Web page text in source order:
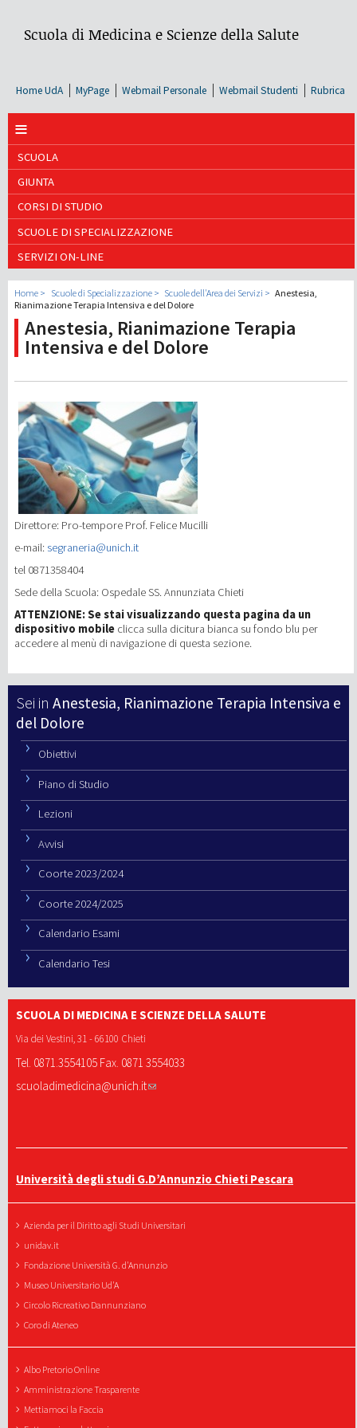
Scuola di Medicina e Scienze della Salute
Home UdA MyPage Webmail Personale Webmail Studenti Rubrica
≡
SCUOLA
GIUNTA
CORSI DI STUDIO
SCUOLE DI SPECIALIZZAZIONE
SERVIZI ON-LINE
Home Scuole di Specializzazione Scuole dell'Area dei Servizi
Anestesia,
Rianimazione Terapia Intensiva e del Dolore
Anestesia, Rianimazione Terapia
Intensiva e del Dolore
Direttore: Pro-tempore Prof. Felice Mucilli
e-mail: segraneria@unich.it
tel 0871358404
Sede della Scuola: Ospedale SS. Annunziata Chieti
ATTENZIONE: Se stai visualizzando questa pagina da un
dispositivo mobile clicca sulla dicitura bianca su fondo blu per
accedere al menù di navigazione di questa sezione.
Anestesia, Rianimazione Terapia Intensiva e
del Dolore
Obiettivi
Piano di Studio
Lezioni
Avvisi
Coorte 2023/2024
Coorte 2024/2025
Calendario Esami
Calendario Tesi
SCUOLA DI MEDICINA E SCIENZE DELLA SALUTE
Via dei Vestini, 31 - 66100 Chieti
Tel. 0871.3554105 Fax. 0871 3554033
scuoladimedicina@unich.it
Università degli studi G.D’Annunzio Chieti Pescara
Azienda per il Diritto agli Studi Universitari
unidav.it
Fondazione Università G. d'Annunzio
Museo Universitario Ud'A
Circolo Ricreativo Dannunziano
Coro di Ateneo
Albo Pretorio Online
Amministrazione Trasparente
Mettiamoci la Faccia